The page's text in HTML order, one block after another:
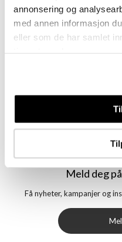
annonsering og
med annen informasjon
eller som de har samlet
Leveres i såkalt «clean
hygienisk inntil du åpner
som forsegling. Merk:
Meld deg
Få nyheter, kampanjer og